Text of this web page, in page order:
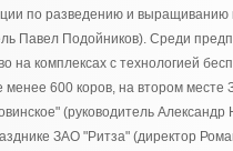
по разведению и выращиванию
Павел Подойников). Среди
на комплексах с технологией
600 коров, на втором месте
(руководитель Александр
ЗАО "Ритза" (директор